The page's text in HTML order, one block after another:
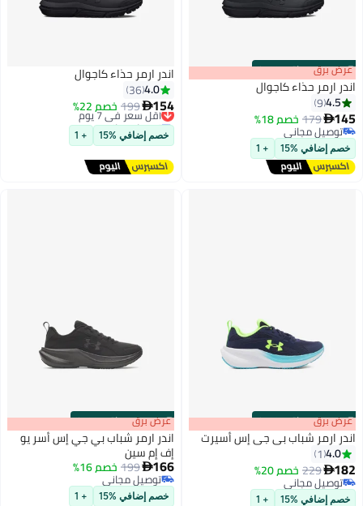
00m:00s
·باقي 100% عرض برق
اندر ارمر حذاء كاجوال
4.5
9
145
179 خصم 18%
توصيل مجاني
توصيل مجاني
خصم إضافي %15 + 1
اندر ارمر حذاء كاجوال
4.0
36
154
199 خصم 22%
أقل سعر في 7 يوم
توصيل مجاني
أقل سعر في 7 يوم
خصم إضافي %15 + 1
00m:00s
·باقي 100% عرض برق
اندر ارمر شباب بي جي إس أسيرت
4.0
1
182
229 خصم 20%
توصيل مجاني
توصيل مجاني
خصم إضافي %15 + 1
00m:00s
·باقي 100% عرض برق
اندر ارمر شباب بي جي إس أسر يو
إف إم سين
166
199 خصم 16%
توصيل مجاني
توصيل مجاني
خصم إضافي %15 + 1